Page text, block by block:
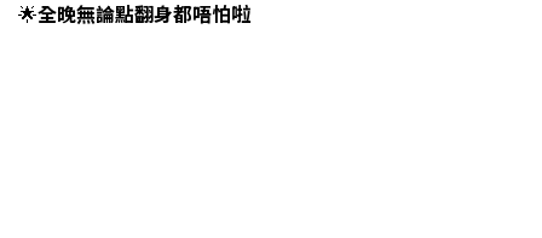
🌟全晚無論點翻身都唔怕啦